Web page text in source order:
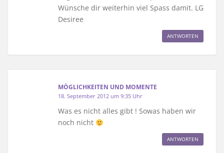
Wünsche dir weiterhin viel Spass damit. LG
Desiree
ANTWORTEN
MÖGLICHKEITEN UND MOMENTE
18. September 2012 um 9:35 Uhr
Was es nicht alles gibt ! Sowas haben wir
noch nicht
ANTWORTEN